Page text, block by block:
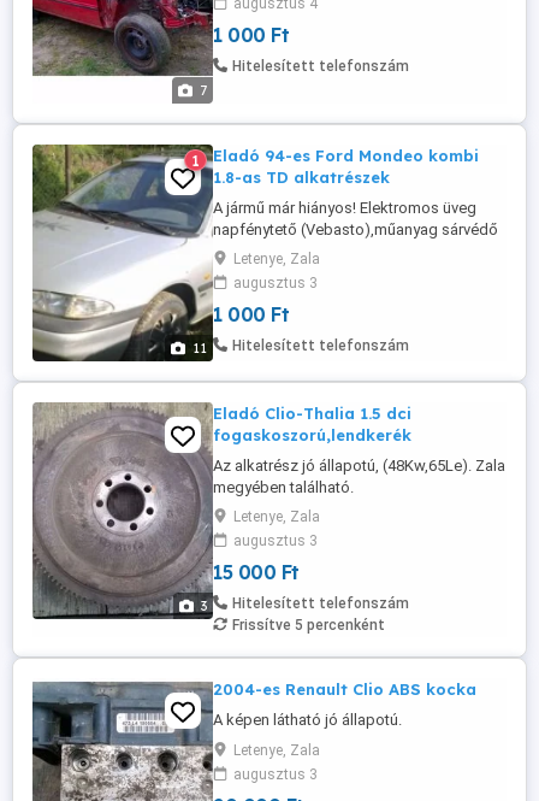
7
kérem telefonon érdeklődjön!
augusztus 4
1 000 Ft
Hitelesített telefonszám
11
1
Eladó 94-es Ford Mondeo kombi
1.8-as TD alkatrészek
A jármű már hiányos! Elektromos üveg
napfénytető (Vebasto),műanyag sárvédő
betétek, csomagtérroló, cooler hűtő,
légtömeg mérő, motortartó bakok, stb .
Az alkatrészek jó állapotúak. Amennyiben
valami érdekli kérem telefonon
érdeklődjön! Zala megyében található.
Letenye, Zala
augusztus 3
1 000 Ft
Hitelesített telefonszám
3
Eladó Clio-Thalia 1.5 dci
fogaskoszorú,lendkerék
Az alkatrész jó állapotú, (48Kw,65Le). Zala
megyében található.
Letenye, Zala
augusztus 3
15 000 Ft
Hitelesített telefonszám
Frissítve 5 percenként
2004-es Renault Clio ABS kocka
A képen látható jó állapotú.
Letenye, Zala
augusztus 3